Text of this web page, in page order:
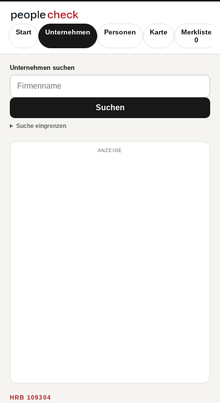
Start Unternehmen Personen Karte
Merkliste
0
Unternehmen suchen
Suchen
Suche eingrenzen
ANZEIGE
HRB 109304